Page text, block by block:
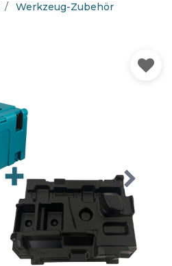
Werkzeug-Zubehör